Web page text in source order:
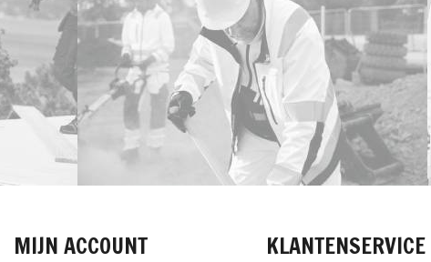
MIJN ACCOUNT KLANTENSERVICE